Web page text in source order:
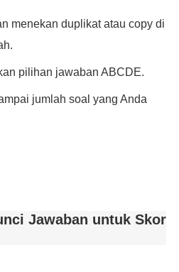
menekan duplikat atau copy di
pilihan jawaban ABCDE.
jumlah soal yang Anda
Jawaban untuk Skor